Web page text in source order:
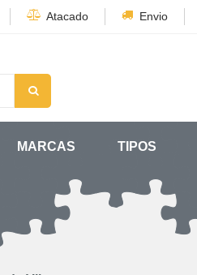
Atacado Envio
MARCAS TIPOS